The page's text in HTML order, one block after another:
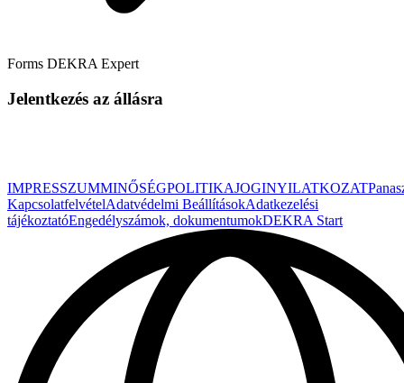
Forms DEKRA Expert
Jelentkezés az állásra
IMPRESSZUMMINŐSÉGPOLITIKAJOGINYILATKOZAT
KapcsolatfelvételAdatvédelmi BeállításokAdatkezelési
tájékoztatóEngedélyszámok, dokumentumokDEKRA Start